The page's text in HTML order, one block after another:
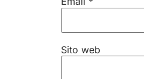
Sito web